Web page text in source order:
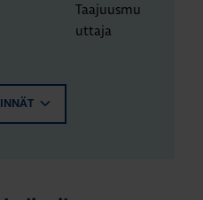
Taajuusmu
uttaja